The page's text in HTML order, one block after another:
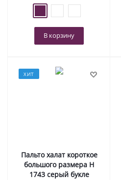
В корзину
ХИТ
Пальто халат короткое
большого размера Н
1743 серый букле